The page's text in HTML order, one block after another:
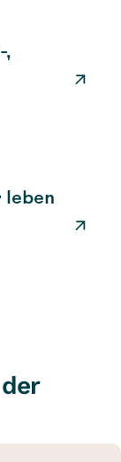
,
leben